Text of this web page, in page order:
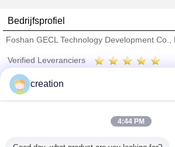
Bedrijfsprofiel
Foshan GECL Technology Development Co.,
Verified Leveranciers
Trust Seal
Alle producten
creation
4:44 PM